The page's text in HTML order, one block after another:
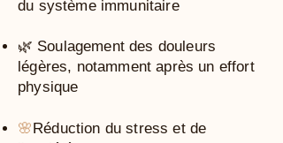
du système immunitaire
🌿 Soulagement des douleurs
légères, notamment après un effort
physique
🌸Réduction du stress et de